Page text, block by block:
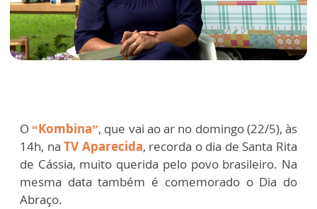
O“Kombina”, que vai ao ar no domingo (22/5), às
14h, naTV Aparecida, recorda o dia de Santa Rita
de Cássia, muito querida pelo povo brasileiro. Na
mesma data também é comemorado o Dia do
Abraço.